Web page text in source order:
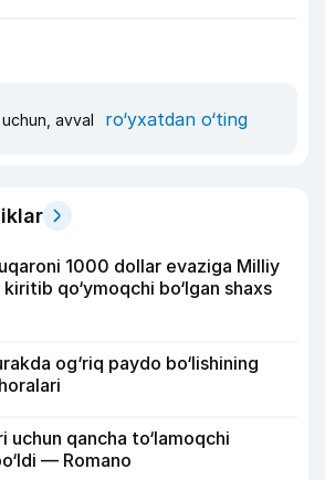
avval ro‘yxatdan o‘ting
1000 dollar evaziga Milliy
qo‘ymoqchi bo‘lgan shaxs
og‘riq paydo bo‘lishining
uchun qancha to‘lamoqchi
— Romano